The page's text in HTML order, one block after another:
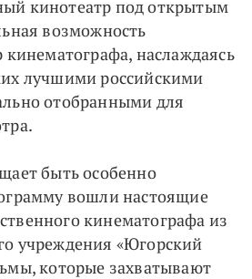
кинотеатр под открытым
возможность
кинематографа, наслаждаясь
лучшими российскими
отобранными для
быть особенно
вошли настоящие
кинематографа из
учреждения «Югорский
которые захватывают